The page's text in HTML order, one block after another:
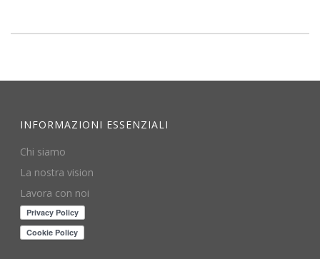
INFORMAZIONI ESSENZIALI
Chi siamo
La nostra vision
Lavora con noi